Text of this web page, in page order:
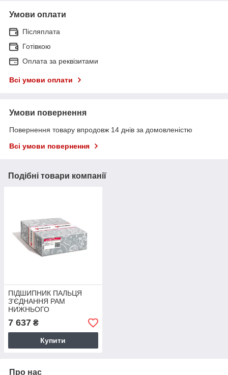
Умови оплати
Післяплата
Готівкою
Оплата за реквізитами
Всі умови оплати
Умови повернення
Повернення товару впродовж 14 днів за домовленістю
Всі умови повернення
Подібні товари компанії
ПІДШИПНИК ПАЛЬЦЯ
З'ЄДНАННЯ РАМ
НИЖНЬОГО
60.0mmIDx105.00mmODx63.0mmThick
9672932
7 637 ₴
Купити
Про нас